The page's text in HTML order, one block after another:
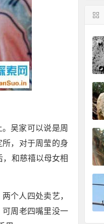
吴家可以说是周
，对于周莹的身
和慈禧以母女相
个人四处卖艺，
周老四嘴里没一